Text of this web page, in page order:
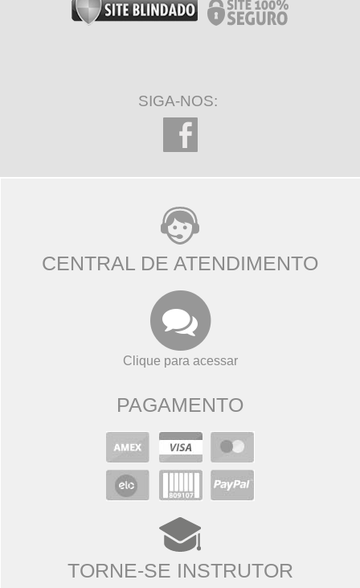
SIGA-NOS:
CENTRAL DE ATENDIMENTO
Clique para acessar
PAGAMENTO
TORNE-SE INSTRUTOR